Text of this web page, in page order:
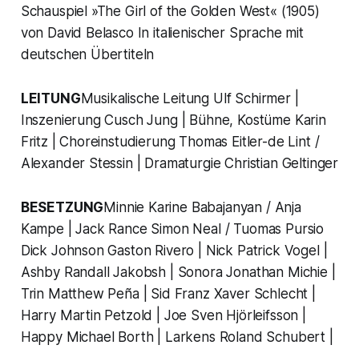
Schauspiel »The Girl of the Golden West« (1905)
von David Belasco In italienischer Sprache mit
deutschen Übertiteln
LEITUNGMusikalische Leitung Ulf Schirmer |
Inszenierung Cusch Jung | Bühne, Kostüme Karin
Fritz | Choreinstudierung Thomas Eitler-de Lint /
Alexander Stessin | Dramaturgie Christian Geltinger
BESETZUNGMinnie Karine Babajanyan / Anja
Kampe | Jack Rance Simon Neal / Tuomas Pursio
Dick Johnson Gaston Rivero | Nick Patrick Vogel |
Ashby Randall Jakobsh | Sonora Jonathan Michie |
Trin Matthew Peña | Sid Franz Xaver Schlecht |
Harry Martin Petzold | Joe Sven Hjörleifsson |
Happy Michael Borth | Larkens Roland Schubert |